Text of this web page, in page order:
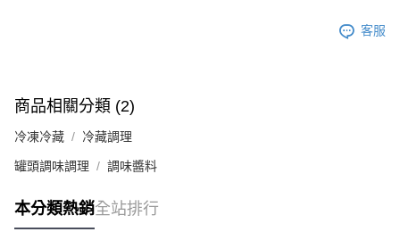
客服
商品相關分類 (2)
冷凍冷藏 冷藏調理
罐頭調味調理 調味醬料
本分類熱銷全站排行